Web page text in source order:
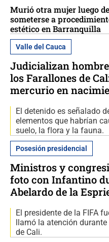
Murió otra mujer luego de
someterse a
estético en Barranquilla
Valle del Cauca
Judicializan
los Farallones de
mercurio en
El detenido es señalado
elementos que habrían
suelo, la flora y la fauna.
Posesión presidencial
Ministros y
foto con Infantino
Abelardo de la
El presidente de la FIFA
llamó la atención
de Cali.